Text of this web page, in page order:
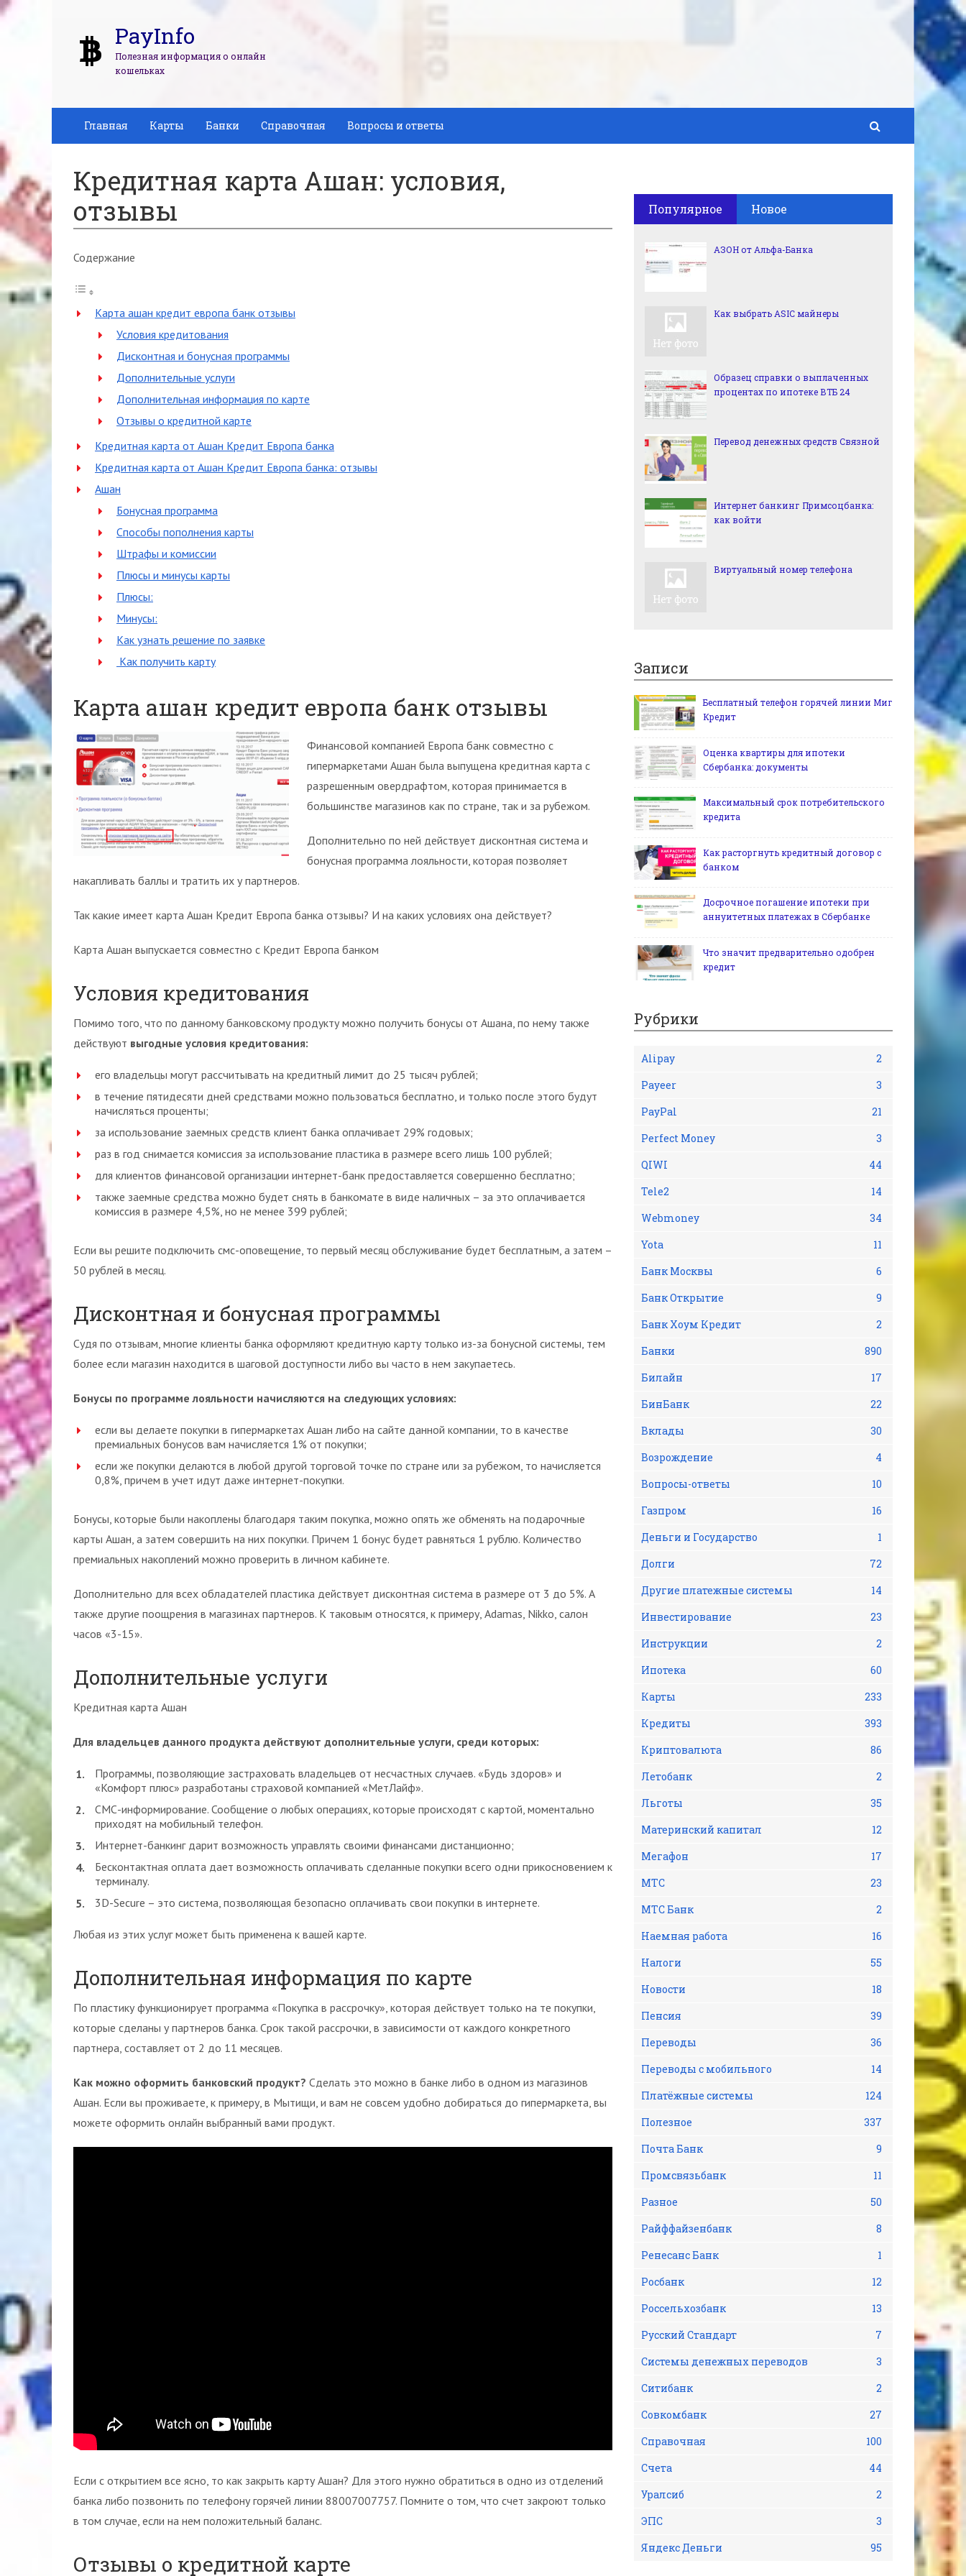
PayInfo
Полезная информация о онлайн
кошельках
Главная Карты Банки Справочная Вопросы и ответы
Кредитная карта Ашан: условия,
отзывы
Содержание
Карта ашан кредит европа банк отзывы
Условия кредитования
Дисконтная и бонусная программы
Дополнительные услуги
Дополнительная информация по карте
Отзывы о кредитной карте
Кредитная карта от Ашан Кредит Европа банка
Кредитная карта от Ашан Кредит Европа банка: отзывы
Ашан
Бонусная программа
Способы пополнения карты
Штрафы и комиссии
Плюсы и минусы карты
Плюсы:
Минусы:
Как узнать решение по заявке
Как получить карту
Карта ашан кредит европа банк отзывы
Финансовой компанией Европа банк совместно с
гипермаркетами Ашан была выпущена кредитная карта с
разрешенным овердрафтом, которая принимается в
большинстве магазинов как по стране, так и за рубежом.
Дополнительно по ней действует дисконтная система и
бонусная программа лояльности, которая позволяет
накапливать баллы и тратить их у партнеров.
Так какие имеет карта Ашан Кредит Европа банка отзывы? И на каких условиях она действует?
Карта Ашан выпускается совместно с Кредит Европа банком
Условия кредитования
Помимо того, что по данному банковскому продукту можно получить бонусы от Ашана, по нему также
действуют выгодные условия кредитования:
его владельцы могут рассчитывать на кредитный лимит до 25 тысяч рублей;
в течение пятидесяти дней средствами можно пользоваться бесплатно, и только после этого будут
начисляться проценты;
за использование заемных средств клиент банка оплачивает 29% годовых;
раз в год снимается комиссия за использование пластика в размере всего лишь 100 рублей;
для клиентов финансовой организации интернет-банк предоставляется совершенно бесплатно;
также заемные средства можно будет снять в банкомате в виде наличных – за это оплачивается
комиссия в размере 4,5%, но не менее 399 рублей;
Если вы решите подключить смс-оповещение, то первый месяц обслуживание будет бесплатным, а затем –
50 рублей в месяц.
Дисконтная и бонусная программы
Судя по отзывам, многие клиенты банка оформляют кредитную карту только из-за бонусной системы, тем
более если магазин находится в шаговой доступности либо вы часто в нем закупаетесь.
Бонусы по программе лояльности начисляются на следующих условиях:
если вы делаете покупки в гипермаркетах Ашан либо на сайте данной компании, то в качестве
премиальных бонусов вам начисляется 1% от покупки;
если же покупки делаются в любой другой торговой точке по стране или за рубежом, то начисляется
0,8%, причем в учет идут даже интернет-покупки.
Бонусы, которые были накоплены благодаря таким покупка, можно опять же обменять на подарочные
карты Ашан, а затем совершить на них покупки. Причем 1 бонус будет равняться 1 рублю. Количество
премиальных накоплений можно проверить в личном кабинете.
Дополнительно для всех обладателей пластика действует дисконтная система в размере от 3 до 5%. А
также другие поощрения в магазинах партнеров. К таковым относятся, к примеру, Adamas, Nikko, салон
часов «3-15».
Дополнительные услуги
Кредитная карта Ашан
Для владельцев данного продукта действуют дополнительные услуги, среди которых:
Программы, позволяющие застраховать владельцев от несчастных случаев. «Будь здоров» и
«Комфорт плюс» разработаны страховой компанией «МетЛайф».
СМС-информирование. Сообщение о любых операциях, которые происходят с картой, моментально
приходят на мобильный телефон.
Интернет-банкинг дарит возможность управлять своими финансами дистанционно;
Бесконтактная оплата дает возможность оплачивать сделанные покупки всего одни прикосновением к
терминалу.
3D-Secure – это система, позволяющая безопасно оплачивать свои покупки в интернете.
Любая из этих услуг может быть применена к вашей карте.
Дополнительная информация по карте
По пластику функционирует программа «Покупка в рассрочку», которая действует только на те покупки,
которые сделаны у партнеров банка. Срок такой рассрочки, в зависимости от каждого конкретного
партнера, составляет от 2 до 11 месяцев.
Как можно оформить банковский продукт? Сделать это можно в банке либо в одном из магазинов
Ашан. Если вы проживаете, к примеру, в Мытищи, и вам не совсем удобно добираться до гипермаркета, вы
можете оформить онлайн выбранный вами продукт.
Если с открытием все ясно, то как закрыть карту Ашан? Для этого нужно обратиться в одно из отделений
банка либо позвонить по телефону горячей линии 88007007757. Помните о том, что счет закроют только
в том случае, если на нем положительный баланс.
Отзывы о кредитной карте
Популярное Новое
АЗОН от Альфа-Банка
Как выбрать ASIC майнеры
Образец справки о выплаченных
процентах по ипотеке ВТБ 24
Перевод денежных средств Связной
Интернет банкинг Примсоцбанка:
как войти
Виртуальный номер телефона
Записи
Бесплатный телефон горячей линии Миг
Кредит
Оценка квартиры для ипотеки
Сбербанка: документы
Максимальный срок потребительского
кредита
Как расторгнуть кредитный договор с
банком
Досрочное погашение ипотеки при
аннуитетных платежах в Сбербанке
Что значит предварительно одобрен
кредит
Рубрики
Alipay
2
Payeer
3
PayPal
21
Perfect Money
3
QIWI
44
Tele2
14
Webmoney
34
Yota
11
Банк Москвы
6
Банк Открытие
9
Банк Хоум Кредит
2
Банки
890
Билайн
17
БинБанк
22
Вклады
30
Возрождение
4
Вопросы-ответы
10
Газпром
16
Деньги и Государство
1
Долги
72
Другие платежные системы
14
Инвестирование
23
Инструкции
2
Ипотека
60
Карты
233
Кредиты
393
Криптовалюта
86
Летобанк
2
Льготы
35
Материнский капитал
12
Мегафон
17
МТС
23
МТС Банк
2
Наемная работа
16
Налоги
55
Новости
18
Пенсия
39
Переводы
36
Переводы с мобильного
14
Платёжные системы
124
Полезное
337
Почта Банк
9
Промсвязьбанк
11
Разное
50
Райффайзенбанк
8
Ренесанс Банк
1
Росбанк
12
Россельхозбанк
13
Русский Стандарт
7
Системы денежных переводов
3
Ситибанк
2
Совкомбанк
27
Справочная
100
Счета
44
Уралсиб
2
ЭПС
3
Яндекс Деньги
95